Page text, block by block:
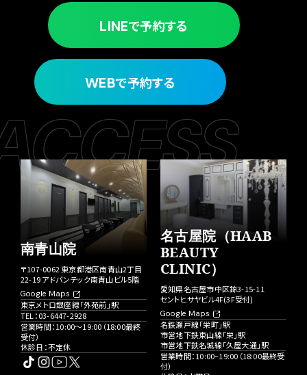
LINEで予約する
WEBで予約する
南青山院
〒107-0062 東京都港区南青山2丁目
22-19 アドバンテック南青山ビル5階
Google Maps
東京メトロ銀座線「外苑前」駅
TEL：03-6447-2928
営業時間：10:00〜19:00（18:00最終
受付）
休診日：不定休
名古屋院（HAAB
BEAUTY
CLINIC）
愛知県名古屋市中区錦3-15-11
セントヒサヤビル4F(3F受付)
Google Maps
名鉄瀬戸線「栄町」駅
市営地下鉄東山線「栄」駅
市営地下鉄名城線「久屋大通」駅
営業時間：10:00~19:00（18:00最終受
付）